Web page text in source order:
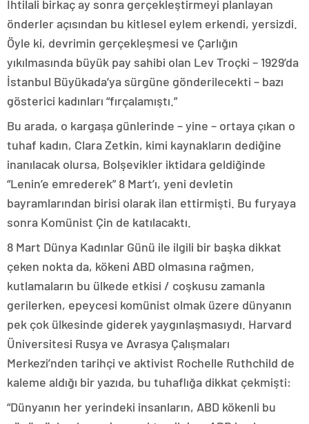
İhtilali birkaç ay sonra gerçekleştirmeyi planlayan
önderler açısından bu kitlesel eylem erkendi, yersizdi.
Öyle ki, devrimin gerçekleşmesi ve Çarlığın
yıkılmasında büyük pay sahibi olan Lev Troçki – 1929’da
İstanbul Büyükada’ya sürgüne gönderilecekti – bazı
gösterici kadınları “fırçalamıştı.”
Bu arada, o kargaşa günlerinde – yine – ortaya çıkan o
tuhaf kadın, Clara Zetkin, kimi kaynakların dediğine
inanılacak olursa, Bolşevikler iktidara geldiğinde
“Lenin’e emrederek” 8 Mart’ı, yeni devletin
bayramlarından birisi olarak ilan ettirmişti. Bu furyaya
sonra Komünist Çin de katılacaktı.
8 Mart Dünya Kadınlar Günü ile ilgili bir başka dikkat
çeken nokta da, kökeni ABD olmasına rağmen,
kutlamaların bu ülkede etkisi / coşkusu zamanla
gerilerken, epeycesi komünist olmak üzere dünyanın
pek çok ülkesinde giderek yaygınlaşmasıydı. Harvard
Üniversitesi Rusya ve Avrasya Çalışmaları
Merkezi’nden tarihçi ve aktivist Rochelle Ruthchild de
kaleme aldığı bir yazıda, bu tuhaflığa dikkat çekmişti:
“Dünyanın her yerindeki insanların, ABD kökenli bu